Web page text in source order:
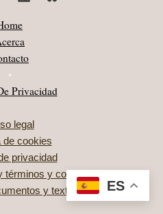
•
Privacidad
legal
de cookies
privacidad
términos y condiciones
y textos literarios
ES